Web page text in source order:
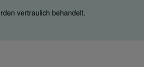
vertraulich behandelt.